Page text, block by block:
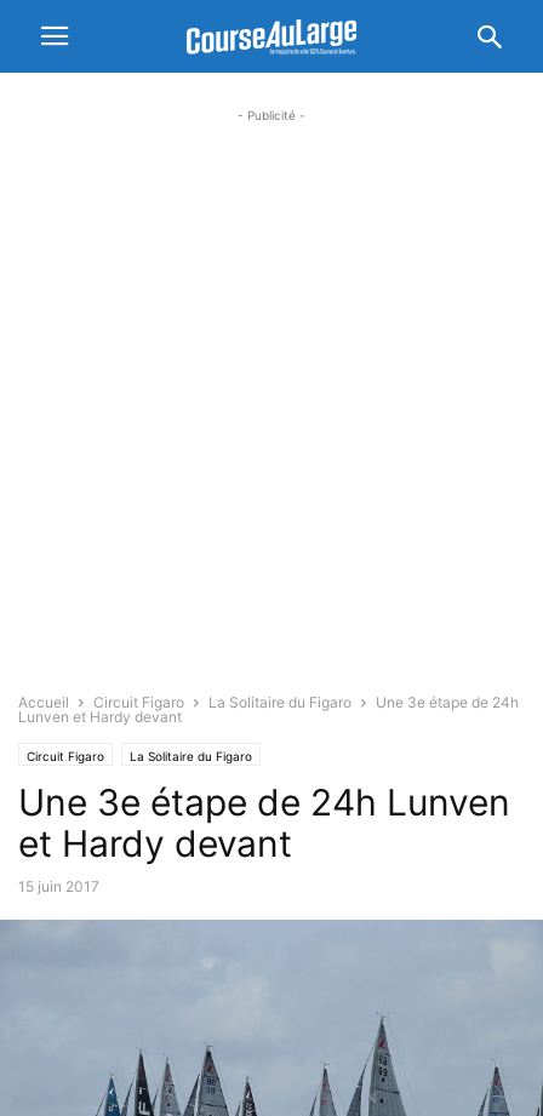
- Publicité -
Accueil Circuit Figaro La Solitaire du Figaro
Une 3e étape de 24h
Lunven et Hardy devant
Circuit Figaro La Solitaire du Figaro
Une 3e étape de 24h Lunven
et Hardy devant
15 juin 2017